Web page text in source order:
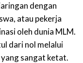
dengan
atau pekerja
oleh dunia MLM.
dari nol melalui
sangat ketat.